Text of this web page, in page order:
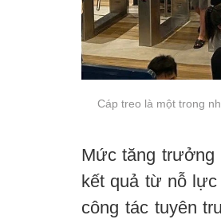
Cáp treo là một trong
Mức tăng trưởng
kết quả từ nỗ lực
công tác tuyên